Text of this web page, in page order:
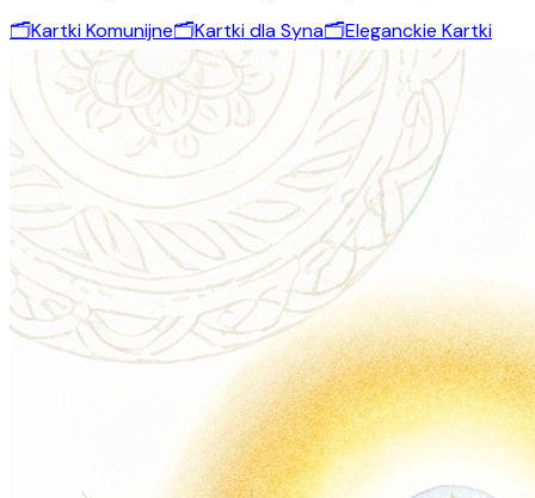
🗂️Kartki Komunijne🗂️Kartki dla Syna🗂️Eleganckie Kartki